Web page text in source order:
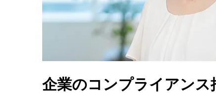
企業のコンプライアンス